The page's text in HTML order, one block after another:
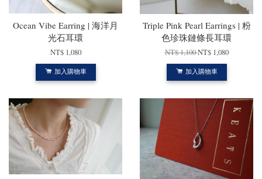
Ocean Vibe Earring | 海洋月
光石耳環
NT$ 1,080
加入購物車
Triple Pink Pearl Earrings | 粉
色珍珠鏈條長耳環
NT$ 1,100NT$ 1,080
加入購物車